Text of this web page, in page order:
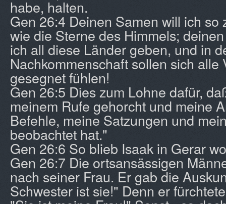
habe, halten.
Gen 26:4 Deinen Samen will ich so
wie die Sterne des Himmels;
ich all diese Länder geben, und in
Nachkommenschaft sollen sich alle
gesegnet fühlen!
Gen 26:5 Dies zum Lohne dafür,
meinem Rufe gehorcht und meine
Befehle, meine Satzungen und
beobachtet hat."
Gen 26:6 So blieb Isaak in Gerar
Gen 26:7 Die ortsansässigen
nach seiner Frau. Er gab die
Schwester ist sie!" Denn er